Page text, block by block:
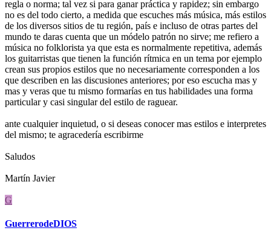
regla o norma; tal vez si para ganar práctica y rapidez; sin embargo
no es del todo cierto, a medida que escuches más música, más estilos
de los diversos sitios de tu región, país e incluso de otras partes del
mundo te daras cuenta que un módelo patrón no sirve; me refiero a
música no folklorista ya que esta es normalmente repetitiva, además
los guitarristas que tienen la función rítmica en un tema por ejemplo
crean sus propios estilos que no necesariamente corresponden a los
que describen en las discusiones anteriores; por eso escucha mas y
mas y veras que tu mismo formarías en tus habilidades una forma
particular y casi singular del estilo de raguear.
ante cualquier inquietud, o si deseas conocer mas estilos e interpretes
del mismo; te agracedería escribirme
Saludos
Martín Javier
G
GuerrerodeDIOS